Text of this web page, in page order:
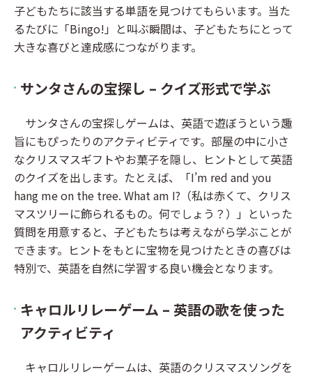
子どもたちに該当する単語を見つけてもらいます。当た
るたびに「Bingo!」と叫ぶ瞬間は、子どもたちにとって
大きな喜びと達成感につながります。
サンタさんの宝探し – クイズ形式で学ぶ
サンタさんの宝探しゲームは、英語で遊ぼうという趣
旨にもぴったりのアクティビティです。部屋の中に小さ
なクリスマスギフトやお菓子を隠し、ヒントとして英語
のクイズを出します。たとえば、「I’m red and you
hang me on the tree. What am I?（私は赤くて、クリス
マスツリーに飾られるもの。何でしょう？）」といった
質問を用意すると、子どもたちは考えながら学ぶことが
できます。ヒントをもとに宝物を見つけたときの喜びは
特別で、英語を自然に学習する良い機会となります。
キャロルリレーゲーム – 英語の歌を使った
アクティビティ
キャロルリレーゲームは、英語のクリスマスソングを